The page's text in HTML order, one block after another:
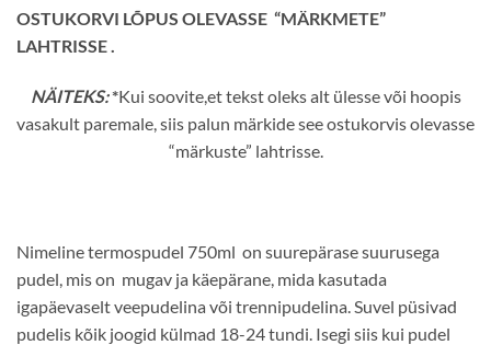
OSTUKORVI LÕPUS OLEVASSE “MÄRKMETE”
LAHTRISSE .
NÄITEKS:*Kui soovite,et tekst oleks alt ülesse või hoopis
vasakult paremale, siis palun märkide see ostukorvis olevasse
“märkuste” lahtrisse.
Nimeline termospudel 750ml on suurepärase suurusega
pudel, mis on mugav ja käepärane, mida kasutada
igapäevaselt veepudelina või trennipudelina. Suvel püsivad
pudelis kõik joogid külmad 18-24 tundi. Isegi siis kui pudel